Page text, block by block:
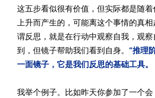
这五步看似很有价值，但实际都是随
上升而产生的，可能离这个事情的真
谓反思，就是在行动中观察自我，观
到，但镜子帮助我们看到自身。 “推理
一面镜子，它是我们反思的基础工具。
我举个例子。比如昨天你参加了一个